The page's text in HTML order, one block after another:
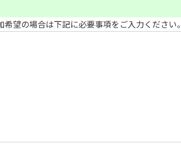
望の場合は下記に必要事項をご入力ください。